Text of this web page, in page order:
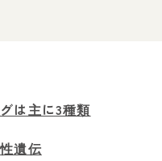
は主に3種類
遺伝